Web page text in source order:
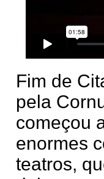
Fim de
pela
começou
enormes
teatros,